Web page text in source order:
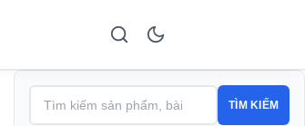
TÌM KIẾM